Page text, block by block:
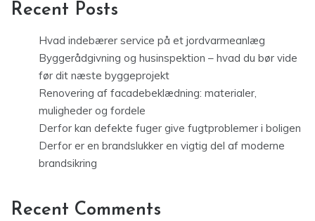
Recent Posts
Hvad indebærer service på et jordvarmeanlæg
Byggerådgivning og husinspektion – hvad du bør vide
før dit næste byggeprojekt
Renovering af facadebeklædning: materialer,
muligheder og fordele
Derfor kan defekte fuger give fugtproblemer i boligen
Derfor er en brandslukker en vigtig del af moderne
brandsikring
Recent Comments